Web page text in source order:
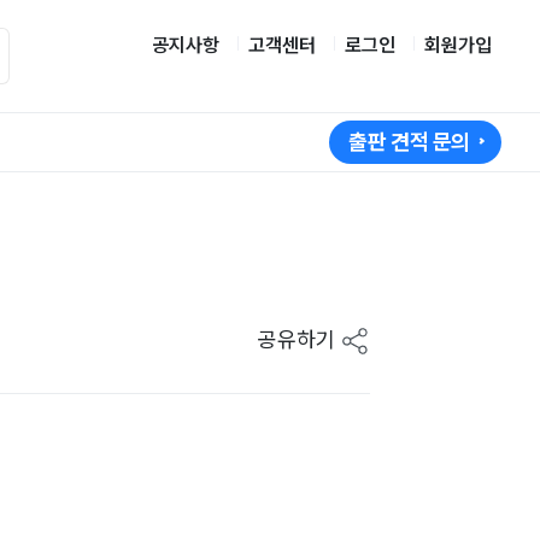
공지사항 고객센터 로그인 회원가입
출판 견적 문의
공유하기